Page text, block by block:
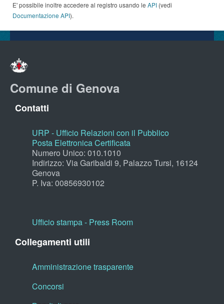
E' possibile inoltre accedere al registro usando le API (vedi
Documentazione API).
Comune di Genova
Contatti
URP - Ufficio Relazioni con il Pubblico
Posta Elettronica Certificata
Numero Unico: 010.1010
Indirizzo: Via Garibaldi 9, Palazzo Tursi, 16124
Genova
P. Iva: 00856930102
Ufficio stampa - Press Room
Collegamenti utili
Amministrazione trasparente
Concorsi